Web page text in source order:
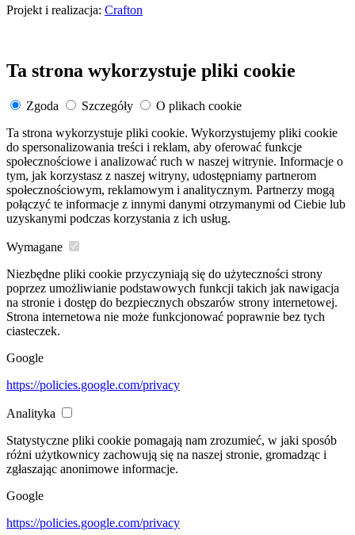
Projekt i realizacja: Crafton
Ta strona wykorzystuje pliki cookie
Zgoda Szczegóły
O plikach cookie
Ta strona wykorzystuje pliki cookie. Wykorzystujemy pliki cookie
do spersonalizowania treści i reklam, aby oferować funkcje
społecznościowe i analizować ruch w naszej witrynie. Informacje o
tym, jak korzystasz z naszej witryny, udostępniamy partnerom
społecznościowym, reklamowym i analitycznym. Partnerzy mogą
połączyć te informacje z innymi danymi otrzymanymi od Ciebie lub
uzyskanymi podczas korzystania z ich usług.
Wymagane
Niezbędne pliki cookie przyczyniają się do użyteczności strony
poprzez umożliwianie podstawowych funkcji takich jak nawigacja
na stronie i dostęp do bezpiecznych obszarów strony internetowej.
Strona internetowa nie może funkcjonować poprawnie bez tych
ciasteczek.
Google
https://policies.google.com/privacy
Analityka
Statystyczne pliki cookie pomagają nam zrozumieć, w jaki sposób
różni użytkownicy zachowują się na naszej stronie, gromadząc i
zgłaszając anonimowe informacje.
Google
https://policies.google.com/privacy